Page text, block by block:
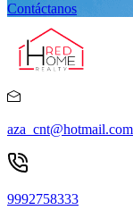
Contáctanos
aza_cnt@hotmail.com
9992758333